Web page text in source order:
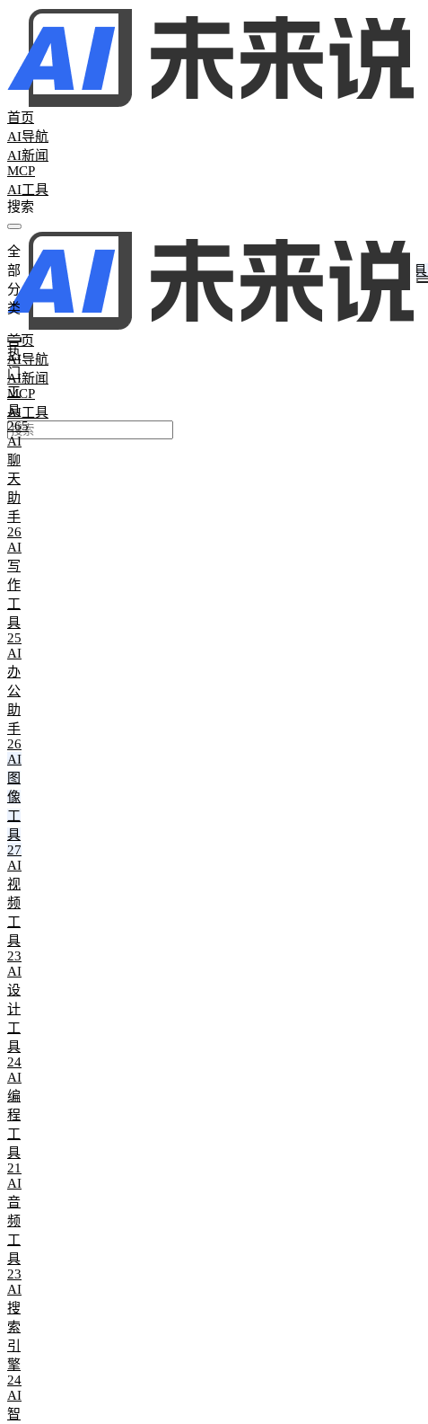
首页
AI导航
AI新闻
MCP
AI工具
首页
AI导航
AI新闻
MCP
AI工具
全
部
分
类
热
门
工
具
265
AI
聊
天
助
手
26
AI
写
作
工
具
25
AI
办
公
助
手
26
AI
图
像
工
具
27
AI
视
频
工
具
23
AI
设
计
工
具
24
AI
编
程
工
具
21
AI
音
频
工
具
23
AI
搜
索
引
擎
24
AI
智
全部分类
热门工具
265 AI聊天助手 26 AI写作工具 25 AI办公助手 26 AI图像工具
词
AI学习网站 2 AI模型评测